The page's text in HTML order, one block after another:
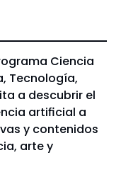
Ciencia
Tecnología,
a descubrir el
artificial a
y contenidos
arte y